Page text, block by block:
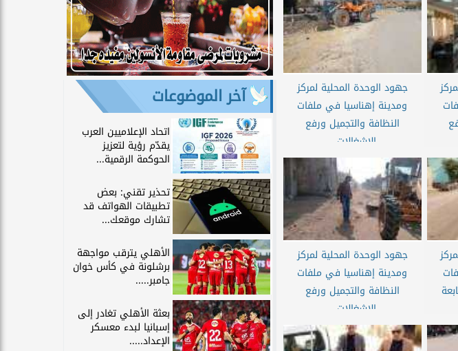
جهود الوحدة المحلية لمركز
ومدينة إهناسيا في ملفات
النظافة والتجميل ورفع
الإشغالات...
جهود الوحدة المحلية لمركز
ومدينة إهناسيا في ملفات
النظافة والتجميل ورفع
الإشغالات...
آخر الموضوعات
اتحاد الإعلاميين العرب
يقدّم رؤية لتعزيز
الحوكمة الرقمية...
تحذير تقني: بعض
تطبيقات الهواتف قد
تشارك موقعك...
الأهلي يترقب مواجهة
برشلونة في كأس خوان
جامبر.....
بعثة الأهلي تغادر إلى
إسبانيا لبدء معسكر
الإعداد.....